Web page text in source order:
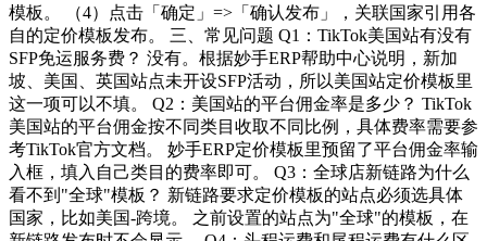
模板。 （4）点击「确定」=>「确认发布」，关联国家引用各
自的定价模板发布。 三、常见问题 Q1：TikTok美国站有没有
SFP免运服务费？ 没有。根据妙手ERP帮助中心说明，新加
坡、美国、英国站点未开设SFP活动，所以美国站定价模板里
这一项可以不填。 Q2：美国站的平台佣金率是多少？ TikTok
美国站的平台佣金按不同类目收取不同比例，具体费率需要参
考TikTok官方文档。 妙手ERP定价模板里预留了平台佣金率输
入框，填入自己类目的费率即可。 Q3：全球店新链路为什么
看不到"全球"模板？ 新链路要求定价模板的站点必须选具体
国家，比如美国-跨境。 之前设置的站点为"全球"的模板，在